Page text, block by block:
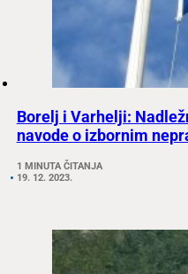
Borelj i Varhelji:
navode o izbornim
1 MINUTA ČITANJA
19. 12. 2023.